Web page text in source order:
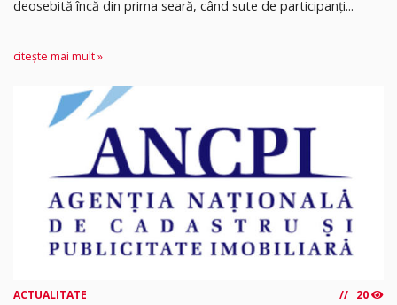
deosebită încă din prima seară, când sute de participanți...
citește mai mult »
ACTUALITATE 20